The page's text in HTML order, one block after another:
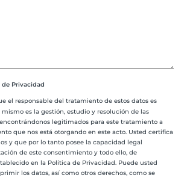
Privacidad
el responsable del tratamiento de estos datos es
es la gestión, estudio y resolución de las
legitimados para este tratamiento a
que nos está otorgando en este acto. Usted certifica
y que por lo tanto posee la capacidad legal
de este consentimiento y todo ello, de
en la Política de Privacidad. Puede usted
los datos, así como otros derechos, como se